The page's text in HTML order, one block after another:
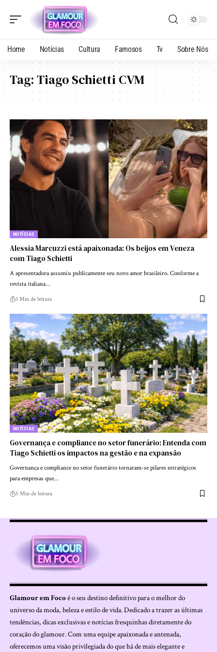
Home Notícias Cultura Famosos Tv Sobre Nós
Tag:Tiago Schietti CVM
NOTÍCIAS
Alessia Marcuzzi está apaixonada: Os beijos em Veneza
com Tiago Schietti
A apresentadora assumiu publicamente seu novo amor brasileiro. Conforme a
revista italiana…
3 Min de leitura
NOTÍCIAS
Governança e compliance no setor funerário: Entenda com
Tiago Schietti os impactos na gestão e na expansão
Governança e compliance no setor funerário tornaram-se pilares estratégicos
para empresas que…
5 Min de leitura
Glamour em Focoé o seu destino definitivo para o melhor do
universo da moda, beleza e estilo de vida. Dedicado a trazer as últimas
tendências, dicas exclusivas e notícias fresquinhas diretamente do
coração do glamour. Com uma equipe apaixonada e antenada,
oferecemos uma visão privilegiada do que há de mais elegante e